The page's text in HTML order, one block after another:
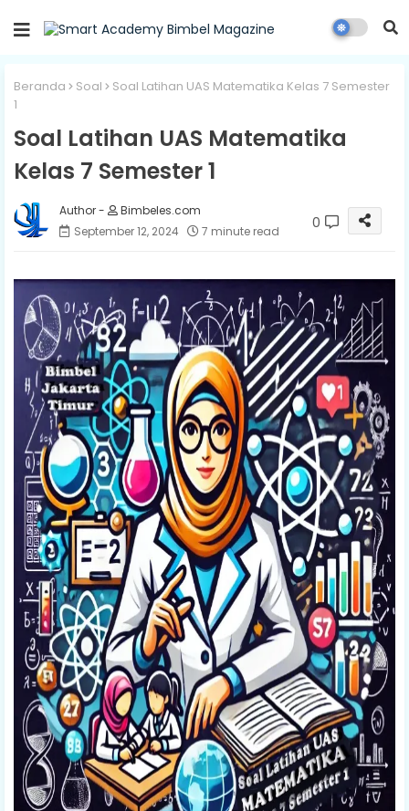
Beranda Soal
Soal Latihan UAS Matematika Kelas 7 Semester
1
Soal Latihan UAS Matematika
Kelas 7 Semester 1
Bimbeles.com
September 12, 2024
7 minute read 0